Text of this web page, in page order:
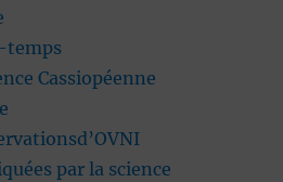
temps
Cassiopéenne
par la science